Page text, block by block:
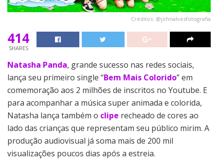
Créditos: @johnalvesfotografia
414
SHARES
Natasha Panda, grande sucesso nas redes sociais,
lança seu primeiro single “Bem Mais Colorido” em
comemoração aos 2 milhões de inscritos no Youtube. E
para acompanhar a música super animada e colorida,
Natasha lança também o clipe recheado de cores ao
lado das crianças que representam seu público mirim. A
produção audiovisual já soma mais de 200 mil
visualizações poucos dias após a estreia.